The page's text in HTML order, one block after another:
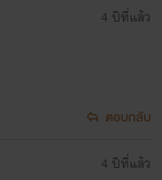
4 ปีที่แล้ว
ตอบกลับ
4 ปีที่แล้ว